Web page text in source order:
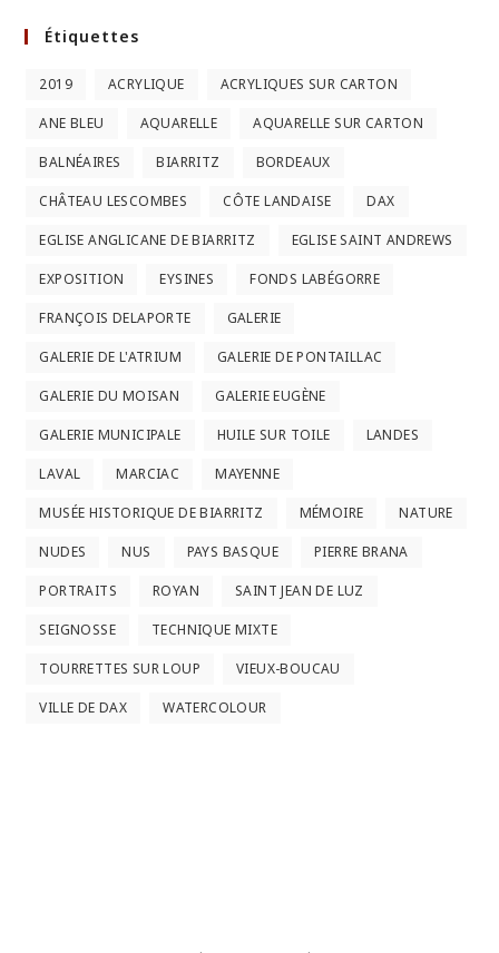
Étiquettes
2019 ACRYLIQUE ACRYLIQUES SUR CARTON
ANE BLEU AQUARELLE AQUARELLE SUR CARTON
BALNÉAIRES BIARRITZ BORDEAUX
CHÂTEAU LESCOMBES CÔTE LANDAISE DAX
EGLISE ANGLICANE DE BIARRITZ EGLISE SAINT ANDREWS
EXPOSITION EYSINES FONDS LABÉGORRE
FRANÇOIS DELAPORTE GALERIE
GALERIE DE L'ATRIUM GALERIE DE PONTAILLAC
GALERIE DU MOISAN GALERIE EUGÈNE
GALERIE MUNICIPALE HUILE SUR TOILE LANDES
LAVAL MARCIAC MAYENNE
MUSÉE HISTORIQUE DE BIARRITZ MÉMOIRE NATURE
NUDES NUS PAYS BASQUE PIERRE BRANA
PORTRAITS ROYAN SAINT JEAN DE LUZ
SEIGNOSSE TECHNIQUE MIXTE
TOURRETTES SUR LOUP VIEUX-BOUCAU
VILLE DE DAX WATERCOLOUR